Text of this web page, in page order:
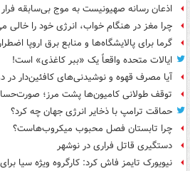
اذعان رسانه صهیونیست به موج بی‌سابقه
چرا مغز در هنگام خواب، انرژی خود را خالی
گرما برای پالایشگاه‌ها و منابع برق اروپا
ایالات متحده واقعاً یک «ببر کاغذی» است!
آیا مصرف قهوه و نوشیدنی‌های کافئین‌دار در
توقف طولانی کامیون‌ها پشت مرز؛
حماقت ترامپ با ذخایر انرژی جهان چه کرد؟
چرا تابستان فصل محبوب میکروب‌هاست؟
دستگیری قاتل فراری در نوشهر
نیویورک تایمز فاش کرد: کارگروه ویژه سیا